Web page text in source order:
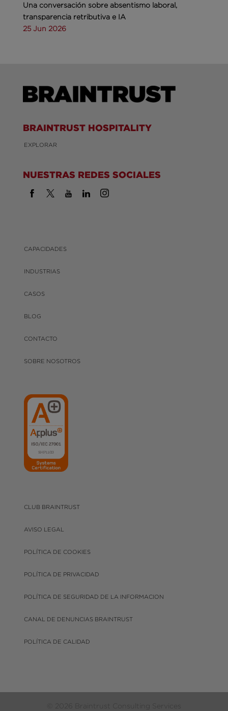
Una conversación sobre absentismo laboral,
transparencia retributiva e IA
25 Jun 2026
BRAINTRUST HOSPITALITY
EXPLORAR
NUESTRAS REDES SOCIALES
CAPACIDADES
INDUSTRIAS
CASOS
BLOG
CONTACTO
SOBRE NOSOTROS
CLUB BRAINTRUST
AVISO LEGAL
POLÍTICA DE COOKIES
POLÍTICA DE PRIVACIDAD
POLÍTICA DE SEGURIDAD DE LA INFORMACION
CANAL DE DENUNCIAS BRAINTRUST
POLÍTICA DE CALIDAD
© 2026 Braintrust Consulting Services